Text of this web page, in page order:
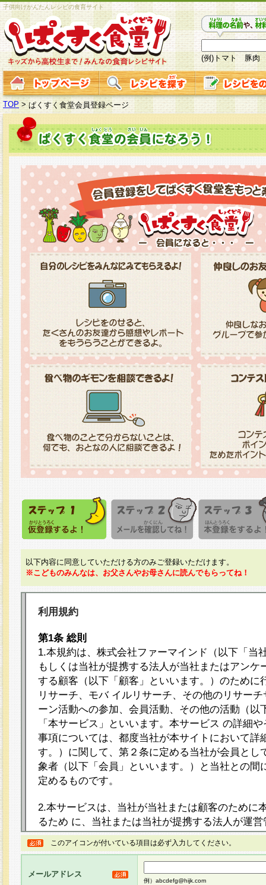
子供向けかんたんレシピの食育サイト
(例)トマト 豚肉
TOP > ぱくすく食堂会員登録ページ
以下内容に同意していただける方のみご登録いただけます。
※こどものみんなは、お父さんやお母さんに読んでもらってね！
利用規約
第1条 総則
1.本規約は、株式会社ファーマインド（以下「当
もしくは当社が提携する法人が当社またはアンケ
する顧客（以下「顧客」といいます。）のために
リサーチ、モバ イルリサーチ、その他のリサー
ーン活動への参加、会員活動、その他の活動（以
「本サービス」といいます。本サービス の詳細
事項については、都度当社が本サイトにおいて詳
す。）に関して、第２条に定める当社が会員とし
象者（以下「会員」といいます。）と当社との間
定めるものです。
2.本サービスは、当社が当社または顧客のために
るため に、当社または当社が提携する法人が運
ト（以下「本サイト」といいます。）上に本サー
ージを設け、会員がアンケー ト調査に回答する
し、その結果を当社が集計・分析その他の利用を
るものです。なお、本サービスは、それぞれの目
このアイコンが付いている項目は必ず入力してください。
メールアドレス
例）abcdefg@hijk.com